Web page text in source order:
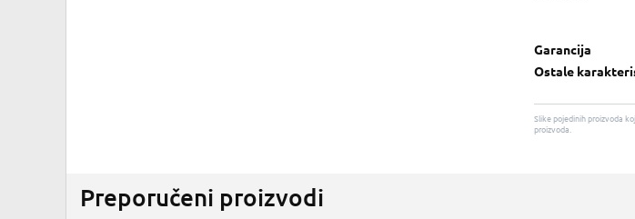
Garancija
Ostale
Slike pojedinih proizvoda
proizvoda.
Preporučeni proizvodi